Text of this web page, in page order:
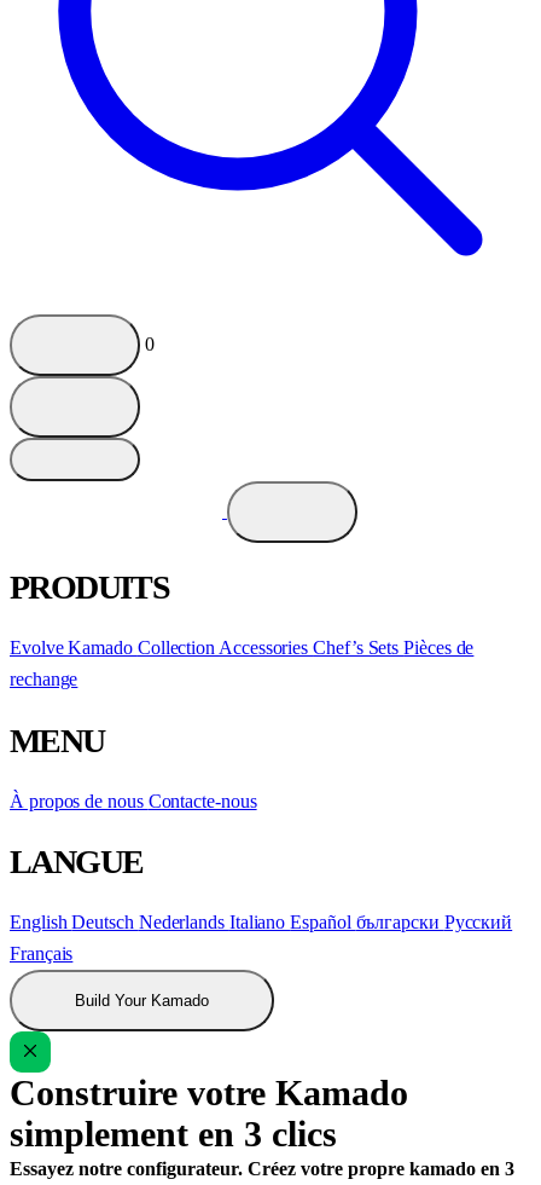
0
PRODUITS
Evolve Kamado CollectionAccessoriesChef’s SetsPièces de
rechange
MENU
À propos de nous Contacte-nous
LANGUE
EnglishDeutsch Nederlands ItalianoEspañol български Русский
Français
Build Your Kamado
Construire votre Kamado
simplement en 3 clics
Essayez notre configurateur. Créez votre propre kamado en 3